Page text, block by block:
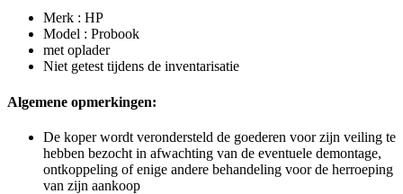
Merk : HP
Model : Probook
met oplader
Niet getest tijdens de inventarisatie
Algemene opmerkingen:
De koper wordt verondersteld de goederen voor zijn veiling te
hebben bezocht in afwachting van de eventuele demontage,
ontkoppeling of enige andere behandeling voor de herroeping
van zijn aankoop